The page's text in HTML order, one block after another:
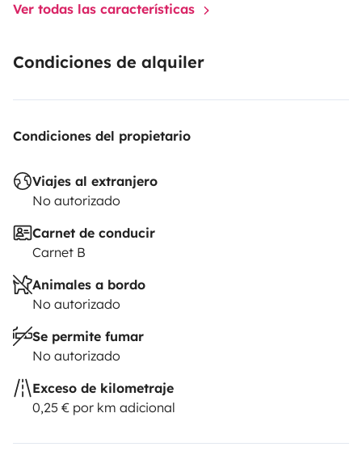
Ver todas las características
Condiciones de alquiler
Condiciones del propietario
Viajes al extranjero
No autorizado
Carnet de conducir
Carnet B
Animales a bordo
No autorizado
Se permite fumar
No autorizado
Exceso de kilometraje
0,25 € por km adicional